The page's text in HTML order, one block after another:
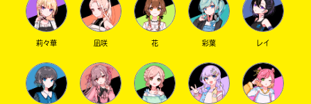
莉々華 凪咲 花 彩葉 レイ